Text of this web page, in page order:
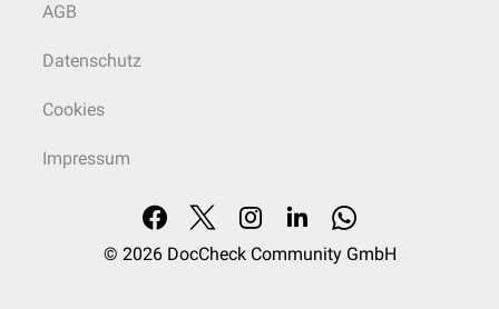
AGB
Datenschutz
Cookies
Impressum
© 2026 DocCheck Community GmbH